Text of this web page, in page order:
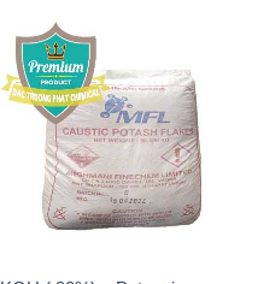
KOH ( 90%) – Potassium
Hydroxide Ấn Độ India